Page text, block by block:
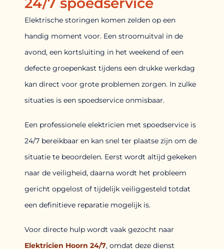
Elektrische storingen komen zelden op een
handig moment voor. Een stroomuitval in de
avond, een kortsluiting in het weekend of een
defecte groepenkast tijdens een drukke werkdag
kan direct voor grote problemen zorgen. In zulke
situaties is een spoedservice onmisbaar.
Een professionele elektricien met spoedservice is
24/7 bereikbaar en kan snel ter plaatse zijn om de
situatie te beoordelen. Eerst wordt altijd gekeken
naar de veiligheid, daarna wordt het probleem
gericht opgelost of tijdelijk veiliggesteld totdat
een definitieve reparatie mogelijk is.
Voor directe hulp wordt vaak gezocht naar
Elektricien Hoorn 24/7, omdat deze dienst